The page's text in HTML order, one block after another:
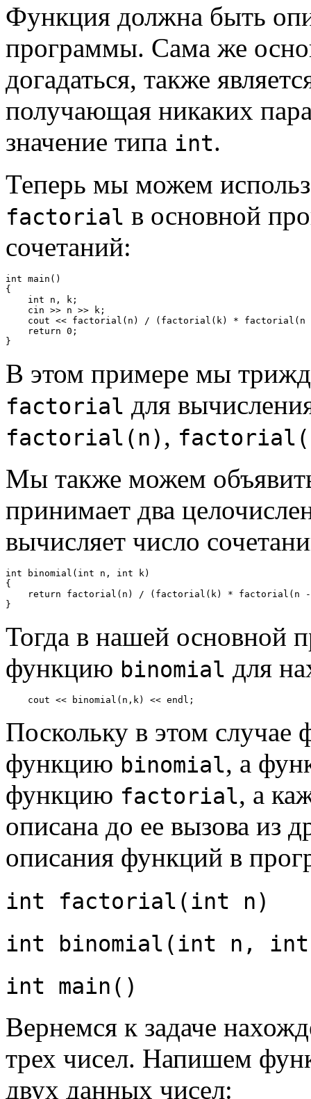
Функция должна быть
программы. Сама же
догадаться, также
получающая никаких
значение типа int.
Теперь мы можем
factorial в основной
сочетаний:
int main()
{
    int n, k;
    cin >> n >> k;
cout << factorial(n) / (factorial(k) * factorial(n
    return 0;
В этом примере мы
factorial для
factorial(n) ,
Мы также можем
принимает два
вычисляет число
int binomial(int n, int k)
{
return factorial(n) / (factorial(k) * factorial(n
Тогда в нашей основной
функцию binomial для
Поскольку в этом случае
функцию binomial, а
функцию factorial, а
описана до ее вызова из
описания функций в
int factorial(int n)
int binomial(int n,
int main()
Вернемся к задаче
трех чисел. Напишем
двух данных чисел: